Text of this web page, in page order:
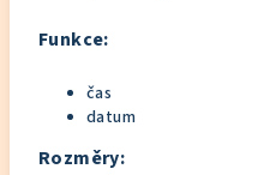
Funkce:
čas
datum
Rozměry: